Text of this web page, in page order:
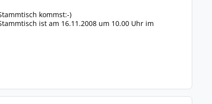
kommst:-)
ist am 16.11.2008 um 10.00 Uhr im